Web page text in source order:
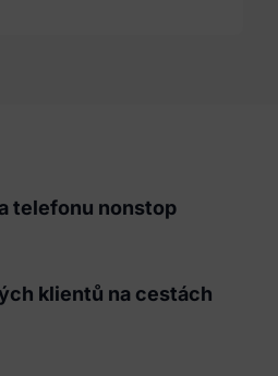
telefonu nonstop
klientů na cestách